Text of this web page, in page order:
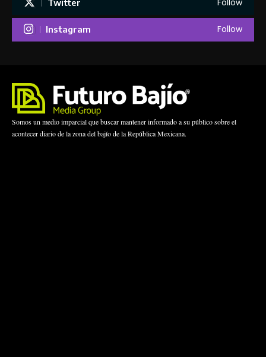
Twitter Follow
Instagram Follow
Somos un medio imparcial que buscar mantener informado a su público sobre el
acontecer diario de la zona del bajío de la República Mexicana.